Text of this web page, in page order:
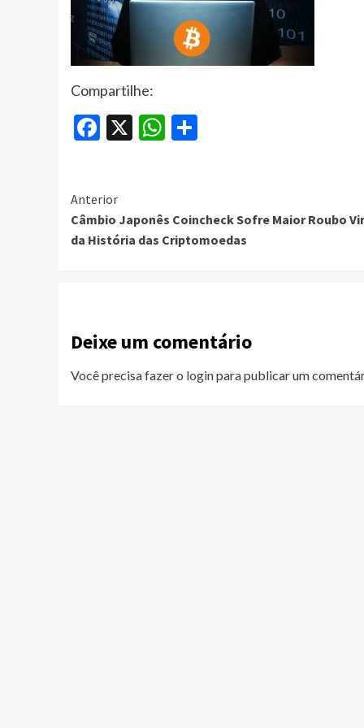
Compartilhe:
Facebook
X WhatsApp
Continue
Reading
Anterior
Câmbio Japonês Coincheck Sofre Maior Roubo
da História das Criptomoedas
Deixe um comentário
Você precisa fazer o loginpara publicar um